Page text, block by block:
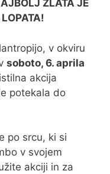
ZLATA JE
v okviru
soboto, 6. aprila
akcija
potekala do
po srcu, ki si
v svojem
akciji in za